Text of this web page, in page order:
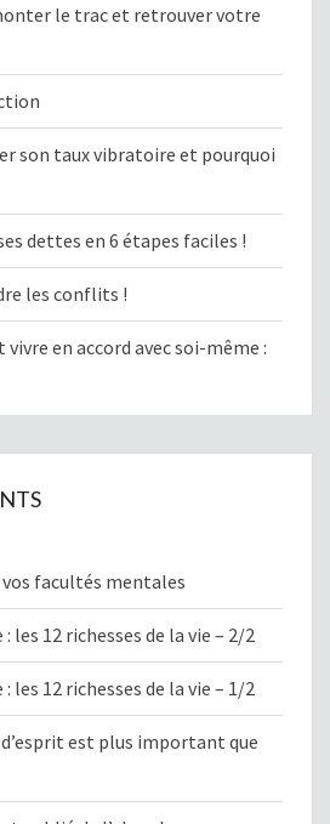
le trac et retrouver votre
son taux vibratoire et pourquoi
dettes en 6 étapes faciles !
les conflits !
en accord avec soi-même :
facultés mentales
les 12 richesses de la vie – 2/2
les 12 richesses de la vie – 1/2
est plus important que